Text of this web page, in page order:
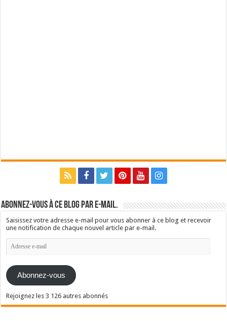
Abonnez-vous à ce blog par e-mail.
Saisissez votre adresse e-mail pour vous abonner à ce blog et recevoir
une notification de chaque nouvel article par e-mail.
Adresse
e-
Abonnez-vous
Rejoignez les 3 126 autres abonnés